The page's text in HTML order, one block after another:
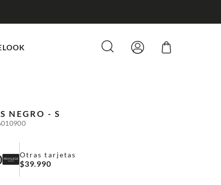
NEGRO - S
Otras tarjetas
$39.990